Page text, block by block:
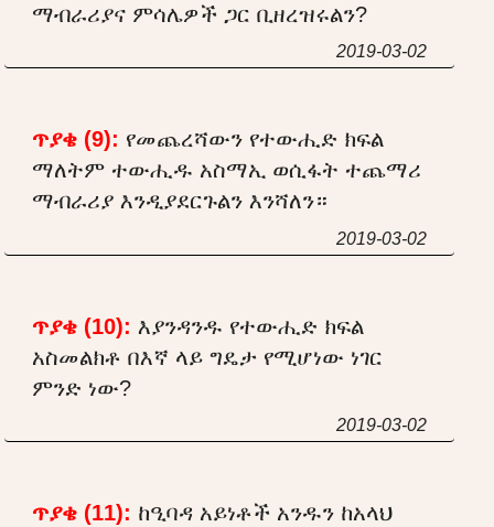
ማብራሪያና ምሳሌዎች ጋር ቢዘረዝሩልን?
2019-03-02
ጥያቄ (9): የመጨረሻውን የተውሒድ ክፍል
ማለትም ተውሒዱ አስማኢ ወሲፋት ተጨማሪ
ማብራሪያ እንዲያደርጉልን እንሻለን።
2019-03-02
ጥያቄ (10): እያንዳንዱ የተውሒድ ክፍል
አስመልክቶ በእኛ ላይ ግዴታ የሚሆነው ነገር
ምንድ ነው?
2019-03-02
ጥያቄ (11): ከዒባዳ አይነቶች አንዱን ከአላህ